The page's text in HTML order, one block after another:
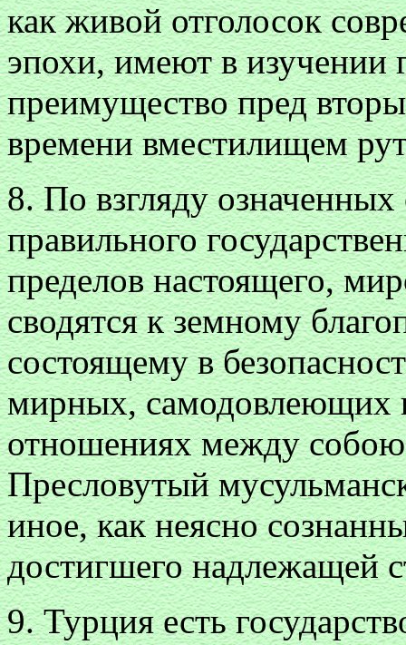
как живой отголосок
эпохи, имеют в изучении
преимущество пред
времени вместилищем
8. По взгляду
правильного
пределов настоящего,
сводятся к земному
состоящему в
мирных, самодовлеющих
отношениях между
Пресловутый
иное, как неясно
достигшего надлежащей
9. Турция есть